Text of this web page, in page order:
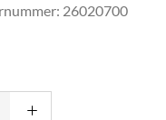
26020700